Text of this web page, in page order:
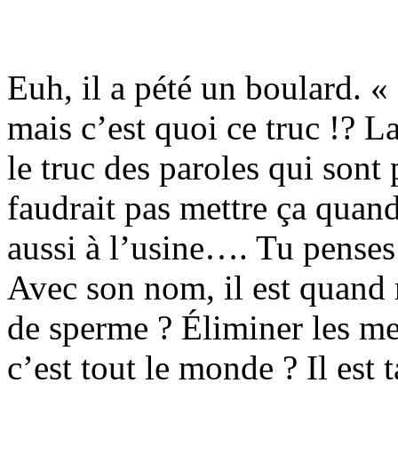
Euh, il a pété un boulard.
mais c’est quoi ce truc !?
le truc des paroles qui sont
faudrait pas mettre ça
aussi à l’usine…. Tu
Avec son nom, il est quand
de sperme ? Éliminer les
c’est tout le monde ? Il est